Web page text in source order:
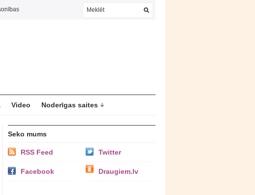
Video Noderīgas saites
Seko mums
RSS Feed Twitter
Facebook Draugiem.lv